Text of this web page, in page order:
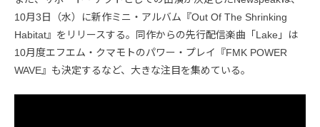
10月3日（水）に新作ミニ・アルバム『Out Of The Shrinking
Habitat』をリリースする。同作からの先行配信楽曲「Lake」は
10月度エフエム・クマモトのパワー・プレイ『FMK POWER
WAVE』も決定するなど、大きな注目を集めている。